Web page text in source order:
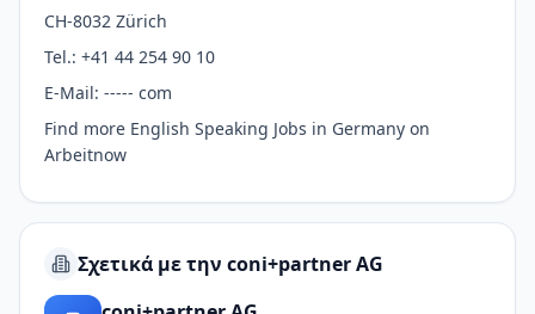
CH-8032 Zürich
Tel.: +41 44 254 90 10
E-Mail: ----- com
Find more English Speaking Jobs in Germany on
Arbeitnow
Σχετικά με την coni+partner AG